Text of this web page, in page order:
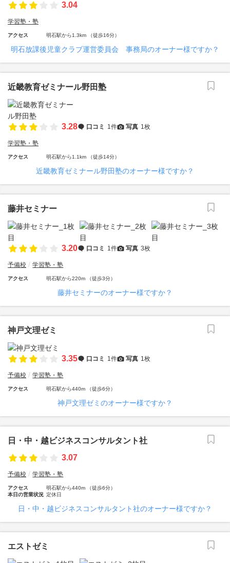
3.04
学習塾・塾
アクセス 明石駅から1.3km （徒歩16分）
明石放課後児童クラブ運営委員会 事務局のオーナー様ですか？
近畿教育ゼミナール野田塾
3.28 口コミ 1件 写真 1枚
学習塾・塾
アクセス 明石駅から1.1km （徒歩14分）
近畿教育ゼミナール野田塾のオーナー様ですか？
藤井セミナー
3.20 口コミ 1件 写真 3枚
予備校 学習塾・塾
アクセス 明石駅から220m （徒歩3分）
藤井セミナーのオーナー様ですか？
神戸文理ゼミ
3.35 口コミ 1件 写真 1枚
予備校 学習塾・塾
アクセス 明石駅から440m （徒歩6分）
神戸文理ゼミのオーナー様ですか？
日・中・越ビジネスコンサルタント社
3.07
予備校 学習塾・塾
アクセス
明石駅から440m （徒歩6分）
本日の営業状況 定休日
日・中・越ビジネスコンサルタント社のオーナー様ですか？
エストゼミ